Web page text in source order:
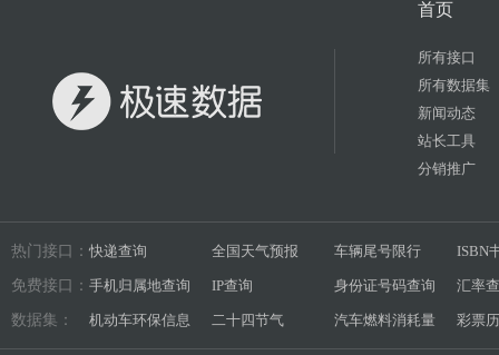
首页
所有接口
所有数据集
新闻动态
站长工具
分销推广
热门接口： 快递查询 全国天气预报 车辆尾号限行 ISBN
免费接口： 手机归属地查询 IP查询 身份证号码查询 汇率
数据集： 机动车环保信息 二十四节气 汽车燃料消耗量 彩票